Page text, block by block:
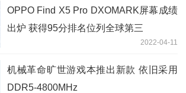
OPPO Find X5 Pro DXOMARK屏幕成绩
出炉 获得95分排名位列全球第三
2022-04-11
机械革命旷世游戏本推出新款 依旧采用
DDR5-4800MHz